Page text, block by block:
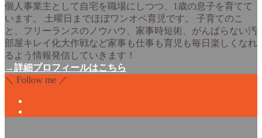
ブ
個人事業主として自宅を職場にしつつ、1歳の息子を育てて
います。 土曜日までほぼワンオペ育児です。 子育てのこ
と、フリーランスのノウハウ、家事時短術、がんばらない汚
部屋キレイ化大作戦など家事も仕事も育児も毎日楽しくなれ
るよう情報発信していきます！
→詳細プロフィールはこちら
＼ Follow me ／